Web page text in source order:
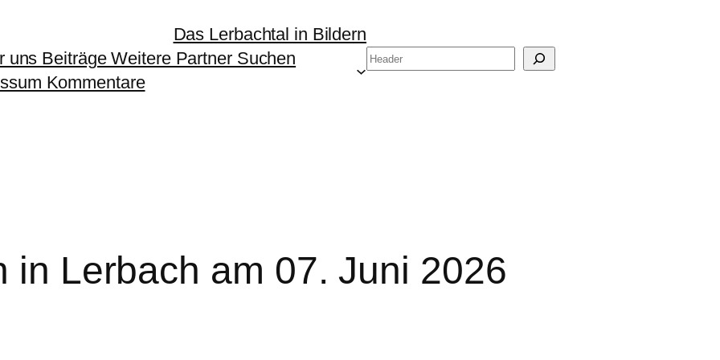
Das Lerbachtal in Bildern
uns Beiträge Weitere Partner Suchen
Kommentare
Suchen
in Lerbach am 07. Juni 2026